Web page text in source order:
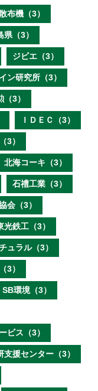
布機（3）
県（3）
ジビエ（3）
ン研究所（3）
（3）
ＩＤＥＣ（3）
3）
北海コーキ（3）
石禮工業（3）
会（3）
光鉄工（3）
ュラル（3）
3）
SB環境（3）
ビス（3）
支援センター（3）